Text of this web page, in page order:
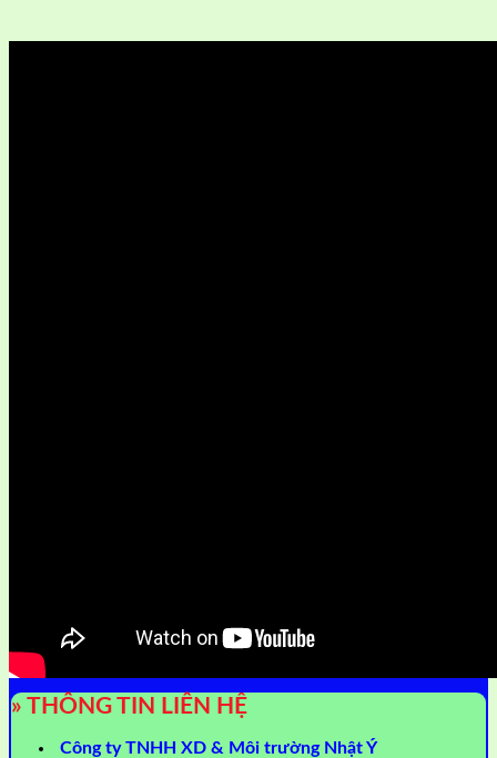
» THÔNG TIN LIÊN HỆ
Công ty TNHH XD & Môi trường Nhật Ý